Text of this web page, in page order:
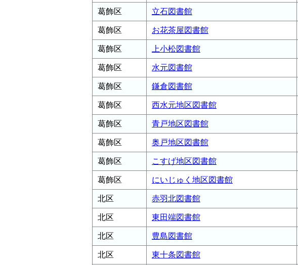
葛飾区 立石図書館
葛飾区 お花茶屋図書館
葛飾区 上小松図書館
葛飾区 水元図書館
葛飾区 鎌倉図書館
葛飾区 西水元地区図書館
葛飾区 青戸地区図書館
葛飾区 奥戸地区図書館
葛飾区 こすげ地区図書館
葛飾区 にいじゅく地区図書館
北区 赤羽北図書館
北区 東田端図書館
北区 豊島図書館
北区 東十条図書館